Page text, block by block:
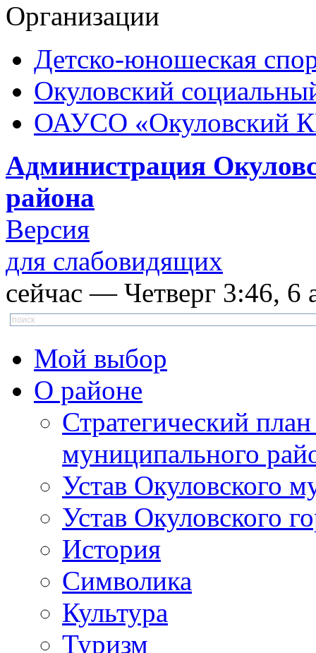
Организации
Детско-юношеская
Окуловский
ОАУСО «Окуловский
Администрация
района
Версия
для слабовидящих
сейчас — Четверг 3:46, 6
Мой выбор
О районе
Стратегический
муниципального
Устав Окуловского
Устав Окуловского
История
Символика
Культура
Туризм